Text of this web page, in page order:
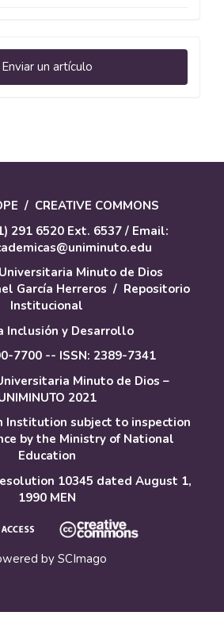
Enviar un artículo
/ CREATIVE COMMONS
291 6520 Ext. 6537 / Email:
Minuto de Dios
García Herreros / Repositorio
Institucional
Inclusión y Desarrollo
7700 -- ISSN: 2389-7341
Minuto de Dios –
2021
Institution subject to inspection
by the Ministry of National
Education
10345 dated August 1,
1990 MEN
by SCImago